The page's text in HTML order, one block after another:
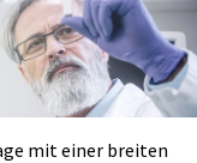
mit einer breiten